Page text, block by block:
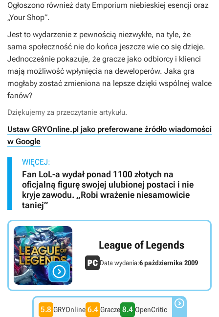
Ogłoszono również daty Emporium niebieskiej esencji oraz
„Your Shop”.
Jest to wydarzenie z pewnością niezwykłe, na tyle, że
sama społeczność nie do końca jeszcze wie co się dzieje.
Jednocześnie pokazuje, że gracze jako odbiorcy i klienci
mają możliwość wpłynięcia na deweloperów. Jaka gra
mogłaby zostać zmieniona na lepsze dzięki wspólnej walce
fanów?
Dziękujemy za przeczytanie artykułu.
Ustaw GRYOnline.pl jako preferowane źródło wiadomości
w Google
WIĘCEJ:
Fan LoL-a wydał ponad 1100 złotych na
oficjalną figurę swojej ulubionej postaci i nie
kryje zawodu. „Robi wrażenie niesamowicie
taniej”

League of Legends
Data wydania:6 października 2009
5.8 GRYOnline 6.4 Gracze 8.4 OpenCritic 